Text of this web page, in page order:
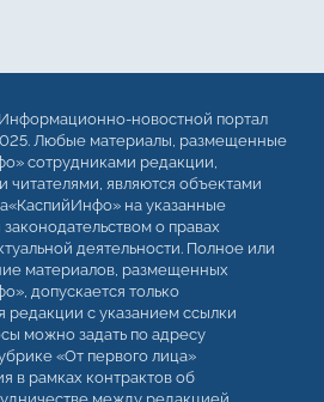
новостной портал
Любые материалы, размещенные
сотрудниками редакции,
читателями, являются объектами
на указанные
о правах
деятельности. Полное или
материалов, размещенных
допускается только
редакции с указанием ссылки
можно задать по адресу
«От первого лица»
в рамках контрактов об